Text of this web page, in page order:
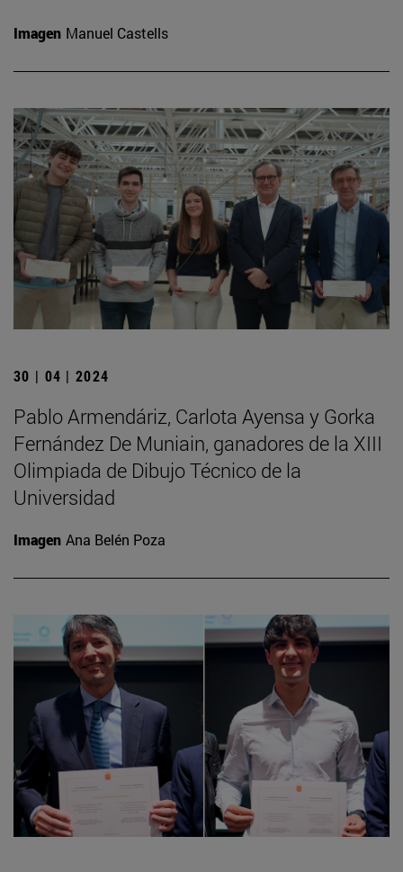
Imagen Manuel Castells
30 | 04 | 2024
Pablo Armendáriz, Carlota Ayensa y Gorka
Fernández De Muniain, ganadores de la XIII
Olimpiada de Dibujo Técnico de la
Universidad
Imagen Ana Belén Poza